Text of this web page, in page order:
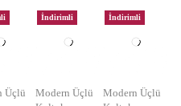
Üçlü
İndirimli
Modern Üçlü
İndirimli
Modern Üçlü